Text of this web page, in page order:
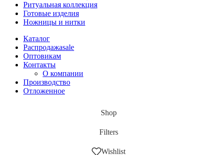
Ритуальная коллекция
Готовые изделия
Ножницы и нитки
Каталог
Распродажаsale
Оптовикам
Контакты
О компании
Производство
Отложенное
Shop
Filters
Wishlist